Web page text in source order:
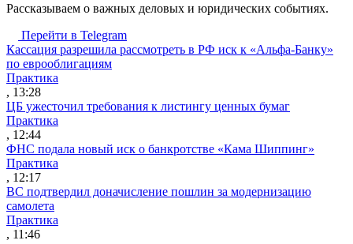
Рассказываем о важных деловых и юридических событиях.
Перейти в Telegram
Кассация разрешила рассмотреть в РФ иск к «Альфа-Банку»
по еврооблигациям
Практика
, 13:28
ЦБ ужесточил требования к листингу ценных бумаг
Практика
, 12:44
ФНС подала новый иск о банкротстве «Кама Шиппинг»
Практика
, 12:17
ВС подтвердил доначисление пошлин за модернизацию
самолета
Практика
, 11:46